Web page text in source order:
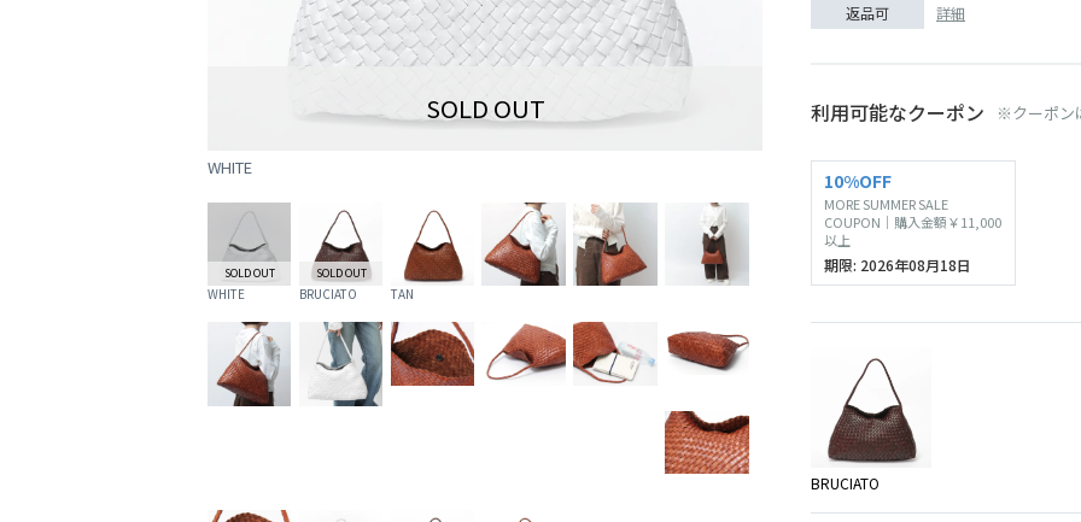
SOLD OUT
WHITE
SOLD
BRUCIATO
SOLD OUT
WHITE
SOLD OUT
BRUCIATO TAN
返品可 詳細
利用可能なクーポン ※クーポン
10%OFF
MORE SUMMER SALE
COUPON｜購入金額￥11,000
以上
期限: 2026年08月18日
BRUCIATO